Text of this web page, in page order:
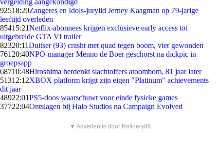
vergelding aangekondigd
92518:20Zangeres en Idols-jurylid Jerney Kaagman op 79-jarige
leeftijd overleden
85415:21Netflix-abonnees krijgen exclusieve early access tot
uitgebreide GTA VI trailer
82320:11Duitser (93) crasht met quad tegen boom, vier gewonden
761 20:40NPO-manager Menno de Boer geschorst na dickpic in
groepsapp
68710:48Hiroshima herdenkt slachtoffers atoombom, 81 jaar later
51312:12XBOX platform krijgt zijn eigen "Platinum" achievements
dit jaar
48922:01PS5-doos waarschuwt voor einde fysieke games
37722:04Ontslagen bij Halo Studios na Campaign Evolved
▼ Advertentie door Refinery89